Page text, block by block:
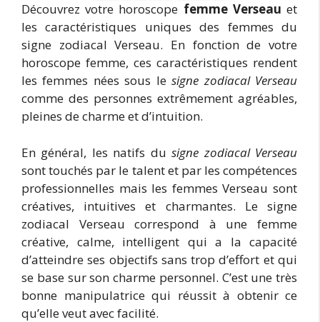
Découvrez votre horoscope femme Verseau et
les caractéristiques uniques des femmes du
signe zodiacal Verseau. En fonction de votre
horoscope femme, ces caractéristiques rendent
les femmes nées sous lesigne zodiacal Verseau
comme des personnes extrêmement agréables,
pleines de charme et d’intuition.
En général, les natifs dusigne zodiacal Verseau
sont touchés par le talent et par les compétences
professionnelles mais les femmes Verseau sont
créatives, intuitives et charmantes. Le signe
zodiacal Verseau correspond à une femme
créative, calme, intelligent qui a la capacité
d’atteindre ses objectifs sans trop d’effort et qui
se base sur son charme personnel. C’est une très
bonne manipulatrice qui réussit à obtenir ce
qu’elle veut avec facilité.